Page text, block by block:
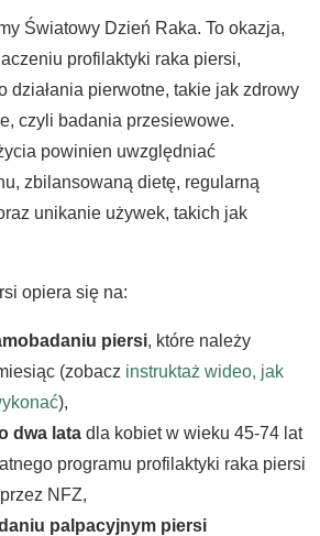
Światowy Dzień Raka. To okazja,
profilaktyki raka piersi,
działania pierwotne, takie jak zdrowy
czyli badania przesiewowe.
powinien uwzględniać
zbilansowaną dietę, regularną
unikanie używek, takich jak
opiera się na:
piersi, które należy
(zobacz instruktaż wideo, jak
),
dwa lata dla kobiet w wieku 45-74 lat
programu profilaktyki raka piersi
NFZ,
palpacyjnym piersi